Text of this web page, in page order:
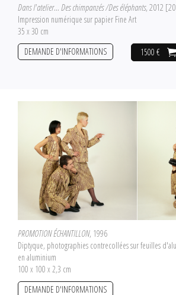
Dans l'atelier... Des chimpanzés /Des éléphants, 2012
Impression numérique sur papier Fine Art
35 x 30 cm
1500 €
DEMANDE D'INFORMATIONS
PROMOTION ÉCHANTILLON, 1996
Diptyque, photographies contrecollées sur feuilles
en aluminium
100 x 100 x 2,3 cm
DEMANDE D'INFORMATIONS